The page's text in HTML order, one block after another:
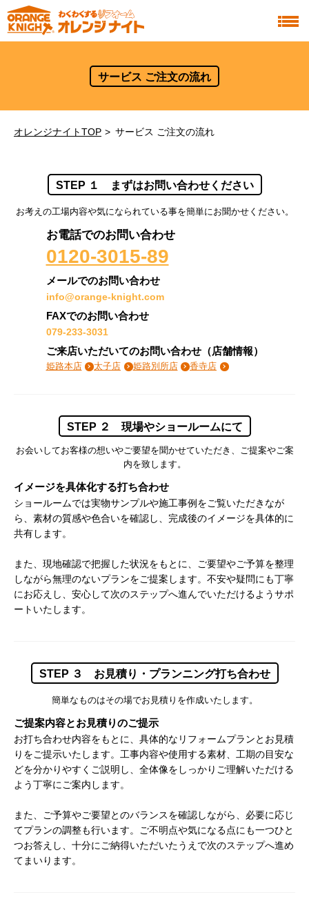
サービス ご注文の流れ
オレンジナイトTOP サービス ご注文の流れ
STEP １ まずはお問い合わせください
お考えの工場内容や気になられている事を簡単にお聞かせください。
お電話でのお問い合わせ
0120-3015-89
メールでのお問い合わせ
info@orange-knight.com
FAXでのお問い合わせ
079-233-3031
ご来店いただいてのお問い合わせ（店舗情報）
姫路本店 太子店 姫路別所店 香寺店
STEP ２ 現場やショールームにて
お会いしてお客様の想いやご要望を聞かせていただき、ご提案やご案
内を致します。
イメージを具体化する打ち合わせ
ショールームでは実物サンプルや施工事例をご覧いただきなが
ら、素材の質感や色合いを確認し、完成後のイメージを具体的に
共有します。
また、現地確認で把握した状況をもとに、ご要望やご予算を整理
しながら無理のないプランをご提案します。不安や疑問にも丁寧
にお応えし、安心して次のステップへ進んでいただけるようサポ
ートいたします。
STEP ３ お見積り・プランニング打ち合わせ
簡単なものはその場でお見積りを作成いたします。
ご提案内容とお見積りのご提示
お打ち合わせ内容をもとに、具体的なリフォームプランとお見積
りをご提示いたします。工事内容や使用する素材、工期の目安な
どを分かりやすくご説明し、全体像をしっかりご理解いただける
よう丁寧にご案内します。
また、ご予算やご要望とのバランスを確認しながら、必要に応じ
てプランの調整も行います。ご不明点や気になる点にも一つひと
つお答えし、十分にご納得いただいたうえで次のステップへ進め
てまいります。